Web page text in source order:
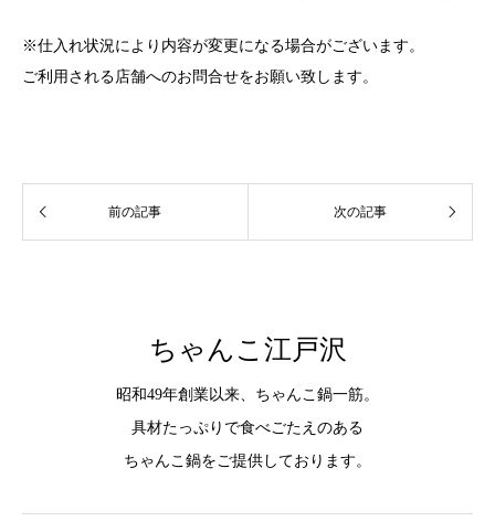
※仕入れ状況により内容が変更になる場合がございます。
ご利用される店舗へのお問合せをお願い致します。
ちゃんこ江戸沢
昭和49年創業以来、ちゃんこ鍋一筋。
具材たっぷりで食べごたえのある
ちゃんこ鍋をご提供しております。